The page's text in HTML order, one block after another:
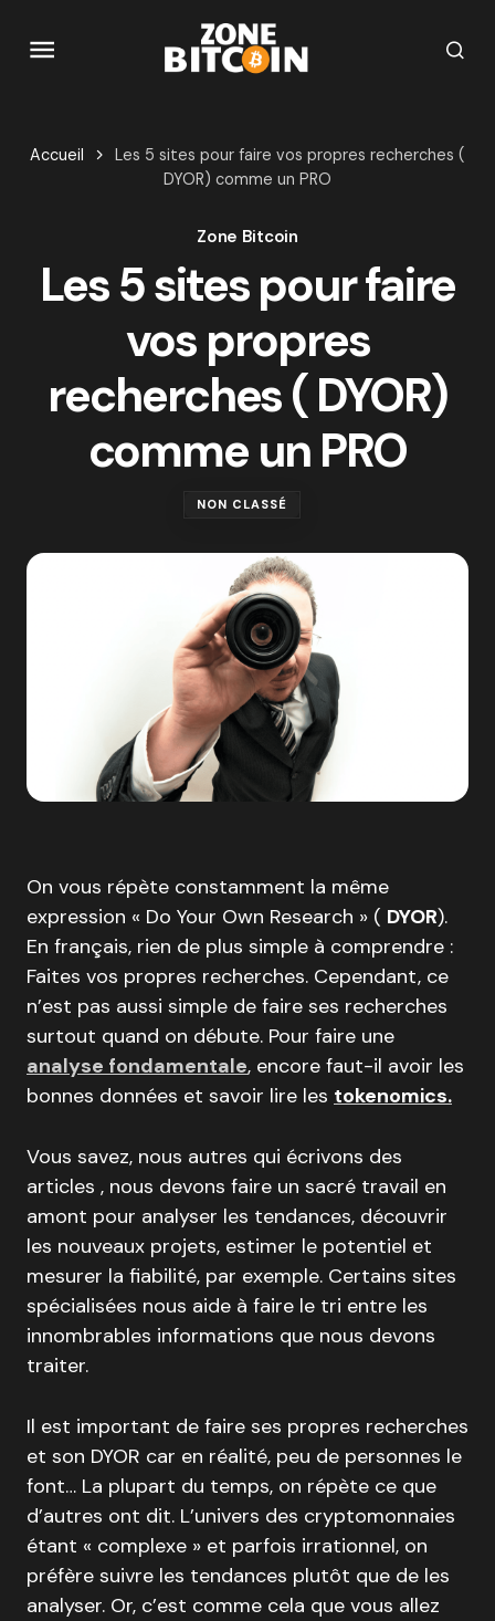
Accueil
Les 5 sites pour faire vos propres recherches (
DYOR) comme un PRO
Zone Bitcoin
Les 5 sites pour faire
vos propres
recherches ( DYOR)
comme un PRO
NON CLASSÉ
On vous répète constamment la même
expression « Do Your Own Research » ( DYOR).
En français, rien de plus simple à comprendre :
Faites vos propres recherches. Cependant, ce
n’est pas aussi simple de faire ses recherches
surtout quand on débute. Pour faire une
analyse fondamentale, encore faut-il avoir les
bonnes données et savoir lire les tokenomics.
Vous savez, nous autres qui écrivons des
articles , nous devons faire un sacré travail en
amont pour analyser les tendances, découvrir
les nouveaux projets, estimer le potentiel et
mesurer la fiabilité, par exemple. Certains sites
spécialisées nous aide à faire le tri entre les
innombrables informations que nous devons
traiter.
Il est important de faire ses propres recherches
et son DYOR car en réalité, peu de personnes le
font… La plupart du temps, on répète ce que
d’autres ont dit. L’univers des cryptomonnaies
étant « complexe » et parfois irrationnel, on
préfère suivre les tendances plutôt que de les
analyser. Or, c’est comme cela que vous allez